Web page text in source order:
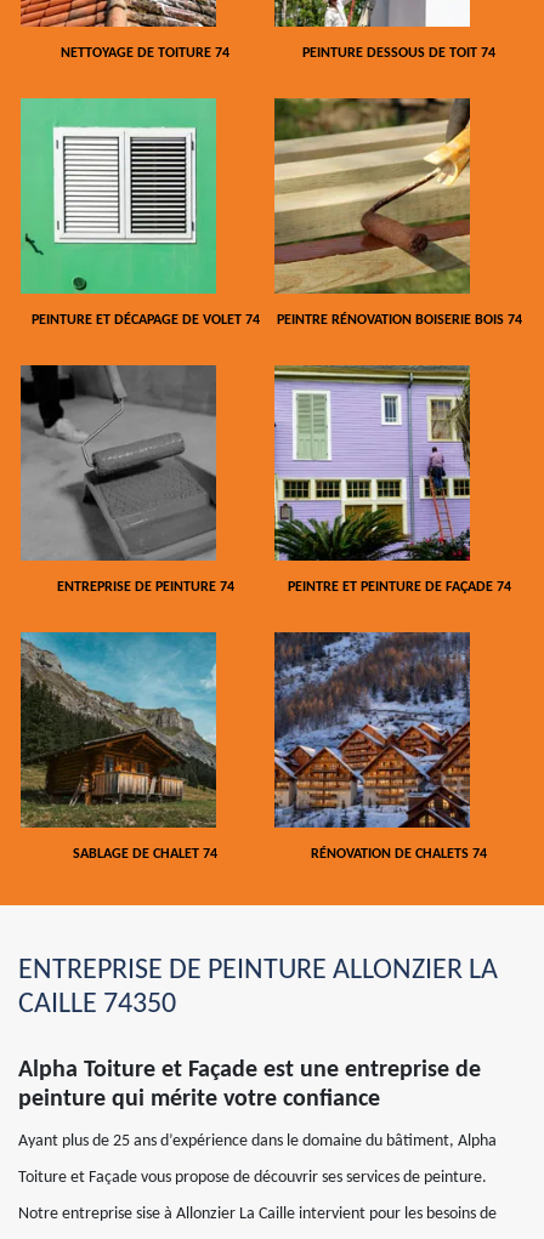
NETTOYAGE DE TOITURE 74 PEINTURE DESSOUS DE TOIT 74
PEINTURE ET DÉCAPAGE DE VOLET 74 PEINTRE RÉNOVATION BOISERIE BOIS 74
ENTREPRISE DE PEINTURE 74 PEINTRE ET PEINTURE DE FAÇADE 74
SABLAGE DE CHALET 74 RÉNOVATION DE CHALETS 74
ENTREPRISE DE PEINTURE ALLONZIER LA
CAILLE 74350
Alpha Toiture et Façade est une entreprise de
peinture qui mérite votre confiance
Ayant plus de 25 ans d’expérience dans le domaine du bâtiment, Alpha
Toiture et Façade vous propose de découvrir ses services de peinture.
Notre entreprise sise à Allonzier La Caille intervient pour les besoins de